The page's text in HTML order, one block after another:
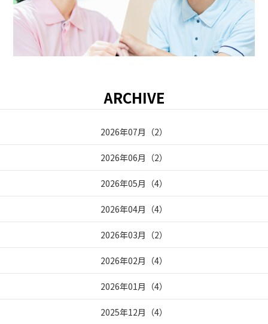
ARCHIVE
2026年07月 （2）
2026年06月 （2）
2026年05月 （4）
2026年04月 （4）
2026年03月 （2）
2026年02月 （4）
2026年01月 （4）
2025年12月 （4）